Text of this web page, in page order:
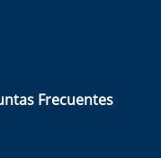
Frecuentes